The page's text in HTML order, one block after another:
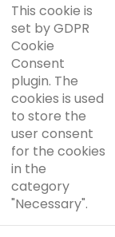
This cookie is
set by GDPR
Cookie
Consent
plugin. The
cookies is used
to store the
user consent
for the cookies
in the
category
"Necessary".